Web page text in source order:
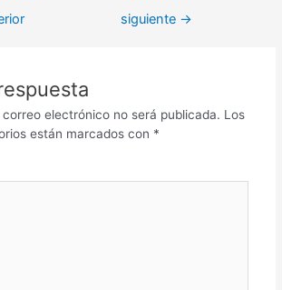
siguiente →
electrónico no será publicada. Los
están marcados con *